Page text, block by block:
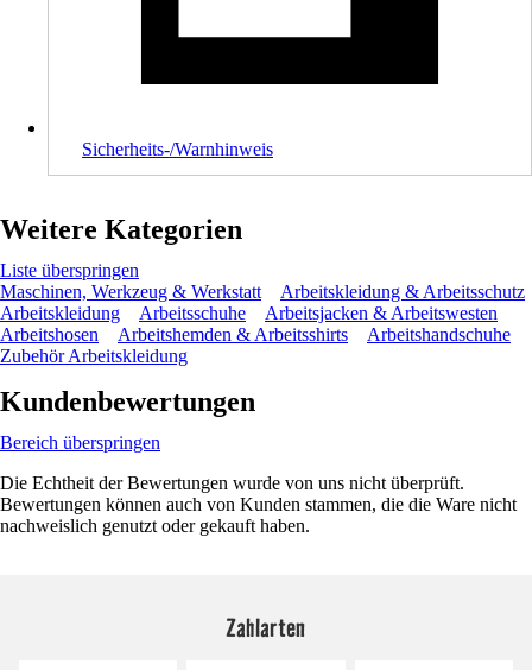
Sicherheits-/Warnhinweis
Weitere Kategorien
Liste überspringen
Maschinen, Werkzeug & Werkstatt
Arbeitskleidung & Arbeitsschutz
Arbeitskleidung
Arbeitsschuhe
Arbeitsjacken & Arbeitswesten
Arbeitshosen
Arbeitshemden & Arbeitsshirts
Arbeitshandschuhe
Zubehör Arbeitskleidung
Kundenbewertungen
Bereich überspringen
Die Echtheit der Bewertungen wurde von uns nicht überprüft.
Bewertungen können auch von Kunden stammen, die die Ware nicht
nachweislich genutzt oder gekauft haben.
Zahlarten